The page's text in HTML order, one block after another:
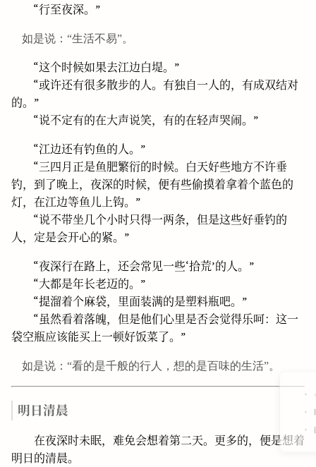
“行至夜深。”
如是说：“生活不易”。
“这个时候如果去江边白堤。”
“或许还有很多散步的人。有独自一人的，有成双结对
的。”
“说不定有的在大声说笑，有的在轻声哭闹。”
“江边还有钓鱼的人。”
“三四月正是鱼肥繁衍的时候。白天好些地方不许垂
钓，到了晚上，夜深的时候，便有些偷摸着拿着个蓝色的
灯，在江边等鱼儿上钩。”
“说不带坐几个小时只得一两条，但是这些好垂钓的
人，定是会开心的紧。”
“夜深行在路上，还会常见一些‘拾荒’的人。”
“大都是年长老迈的。”
“提溜着个麻袋，里面装满的是塑料瓶吧。”
“虽然看着落魄，但是他们心里是否会觉得乐呵：这一
袋空瓶应该能买上一顿好饭菜了。”
如是说：“看的是千般的行人，想的是百味的生活”。
明日清晨
在夜深时未眠，难免会想着第二天。更多的，便是想着
明日的清晨。